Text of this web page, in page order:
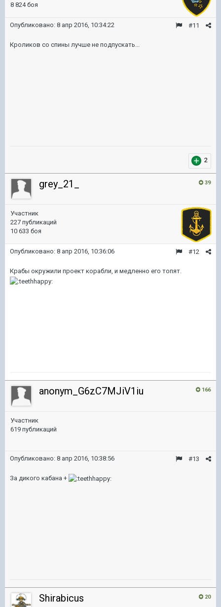
8 824 боя
#11
Опубликовано: 8 апр 2016, 10:34:22
Кроликов со спины лучше не подпускать...
2
39
grey_21_
Участник
227 публикаций
10 633 боя
#12
Опубликовано: 8 апр 2016, 10:36:06
Крабы окружили проект корабли, и медленно его топят.
166
anonym_G6zC7MJiV1iu
Участник
619 публикаций
#13
Опубликовано: 8 апр 2016, 10:38:56
За дикого кабана +
20
Shirabicus